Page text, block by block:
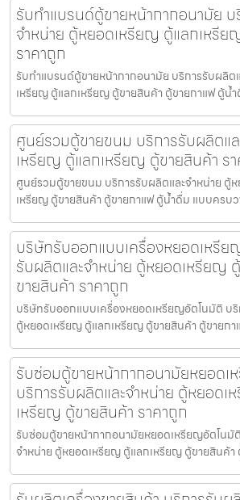
รับทำแบรนด์ตู้ขายหน้ากากอนามัย
จำหน่าย ตู้หยอดเหรียญ ตู้แลกเหรีย
ราคาถูก
รับทำแบรนด์ตู้ขายหน้ากากอนามัย บริการรับผลิต
เหรียญ ตู้แลกเหรียญ ตู้ขายสินค้า ตู้ขายกาแฟ ตู้น้
ศูนย์รวมตู้ขายขนม บริการรับผลิตแ
เหรียญ ตู้แลกเหรียญ ตู้ขายสินค้า ร
ศูนย์รวมตู้ขายขนม บริการรับผลิตและจำหน่าย ตู้
เหรียญ ตู้ขายสินค้า ตู้ขายกาแฟ ตู้น้ำดื่ม แบบครบ
บริษัทรับออกแบบเครื่องหยอดเหรี
รับผลิตและจำหน่าย ตู้หยอดเหรียญ
ขายสินค้า ราคาถูก
บริษัทรับออกแบบเครื่องหยอดเหรียญ​อัตโนมัติ บริ
ตู้หยอดเหรียญ ตู้แลกเหรียญ ตู้ขายสินค้า ตู้ขายกา
รับซ่อมตู้ขายหน้ากากอนามัยหยอด
บริการรับผลิตและจำหน่าย ตู้หยอด
เหรียญ ตู้ขายสินค้า ราคาถูก
รับซ่อมตู้ขายหน้ากากอนามัยหยอดเหรียญ​​​อัตโนมั
จำหน่าย ตู้หยอดเหรียญ ตู้แลกเหรียญ ตู้ขายสินค้า